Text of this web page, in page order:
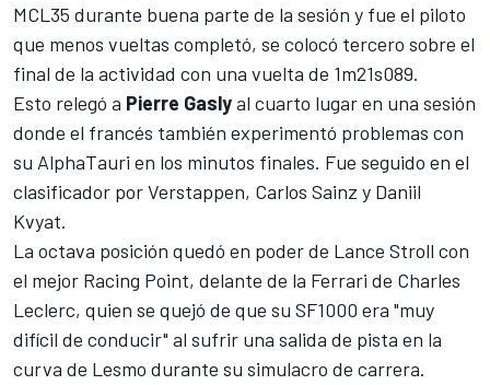
MCL35 durante buena parte de la sesión y fue el piloto
que menos vueltas completó, se colocó tercero sobre el
final de la actividad con una vuelta de 1m21s089.
Esto relegó a Pierre Gaslyal cuarto lugar en una sesión
donde el francés también experimentó problemas con
su AlphaTauri en los minutos finales. Fue seguido en el
clasificador por Verstappen, Carlos Sainz y Daniil
Kvyat.
La octava posición quedó en poder de Lance Stroll con
el mejor Racing Point, delante de la Ferrari de Charles
Leclerc, quien se quejó de que su SF1000 era "muy
difícil de conducir" al sufrir una salida de pista en la
curva de Lesmo durante su simulacro de carrera.